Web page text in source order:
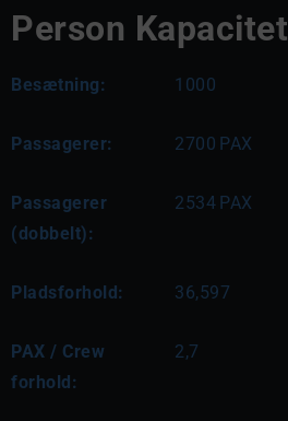
Person Kapacitet
Besætning: 1000
Passagerer: 2700 PAX
Passagerer
(dobbelt):
2534 PAX
Pladsforhold: 36,597
PAX / Crew
forhold:
2,7